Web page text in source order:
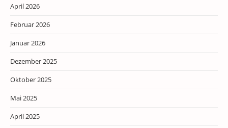
April 2026
Februar 2026
Januar 2026
Dezember 2025
Oktober 2025
Mai 2025
April 2025